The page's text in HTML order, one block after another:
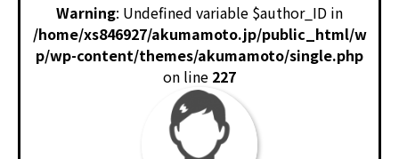
Warning: Undefined variable $author_ID in
/home/xs846927/akumamoto.jp/public_html/w
p/wp-content/themes/akumamoto/single.php
on line 227